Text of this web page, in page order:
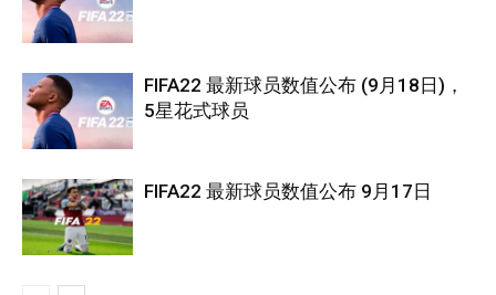
FIFA22 最新球员数值公布 (9月18日)，
5星花式球员
FIFA22 最新球员数值公布 9月17日